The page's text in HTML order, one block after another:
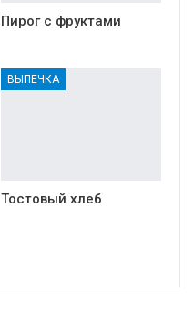
Пирог с фруктами
ВЫПЕЧКА
Тостовый хлеб